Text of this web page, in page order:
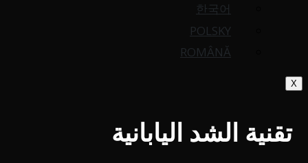
한국어
POLSKY
ROMÂNĂ
X
تقنية الشد اليابانية